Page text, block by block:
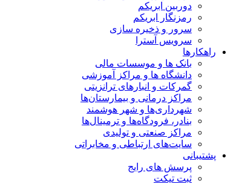
دوربین ابریکم
رمزنگار ابریکم
سرور و ذخیره سازی
سرویس آسترا
راهکارها
بانک ها و موسسات مالی
دانشگاه ها و مراکز آموزشی
گمرکات و انبارهای ترانزیتی
مراکز درمانی و بیمارستان‌ها
شهرداری‌ها و شهر هوشمند
بنادر، فرودگاه‌ها و ترمینال‌ها
مراکز صنعتی و تولیدی
سایت‌های ارتباطی و مخابراتی
پشتیبانی
پرسش های رایج
ثبت تیکت